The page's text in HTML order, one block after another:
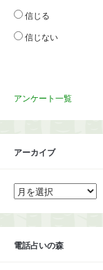
信じる
信じない
アンケート一覧
アーカイブ
ア
ー
イ
電話占いの森